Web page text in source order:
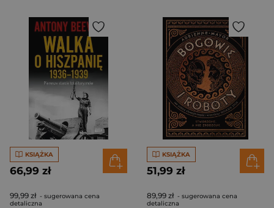
KSIĄŻKA
66,99 zł
99,99 zł - sugerowana cena
detaliczna
KSIĄŻKA
51,99 zł
89,99 zł - sugerowana cena
detaliczna